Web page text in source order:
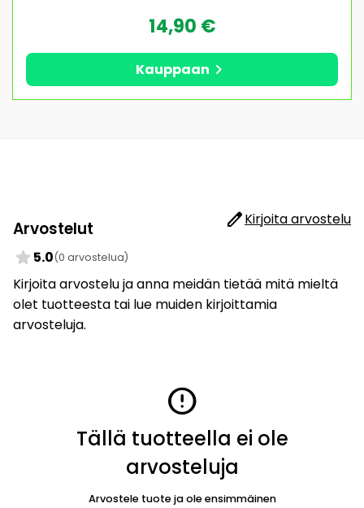
14,90 €
Kauppaan chevron_right
Arvostelut editKirjoita arvostelu
star 5.0(0 arvostelua)
Kirjoita arvostelu ja anna meidän tietää mitä mieltä
olet tuotteesta tai lue muiden kirjoittamia
arvosteluja.
error
Tällä tuotteella ei ole
arvosteluja
Arvostele tuote ja ole ensimmäinen